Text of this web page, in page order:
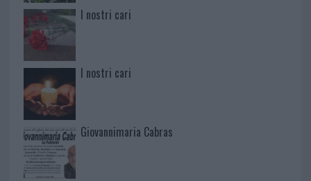
I nostri cari
I nostri cari
Giovannimaria Cabras